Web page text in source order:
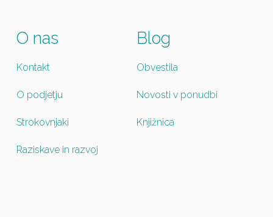
O nas
Kontakt
O podjetju
Strokovnjaki
Raziskave in razvoj
Blog
Obvestila
Novosti v ponudbi
Knjižnica